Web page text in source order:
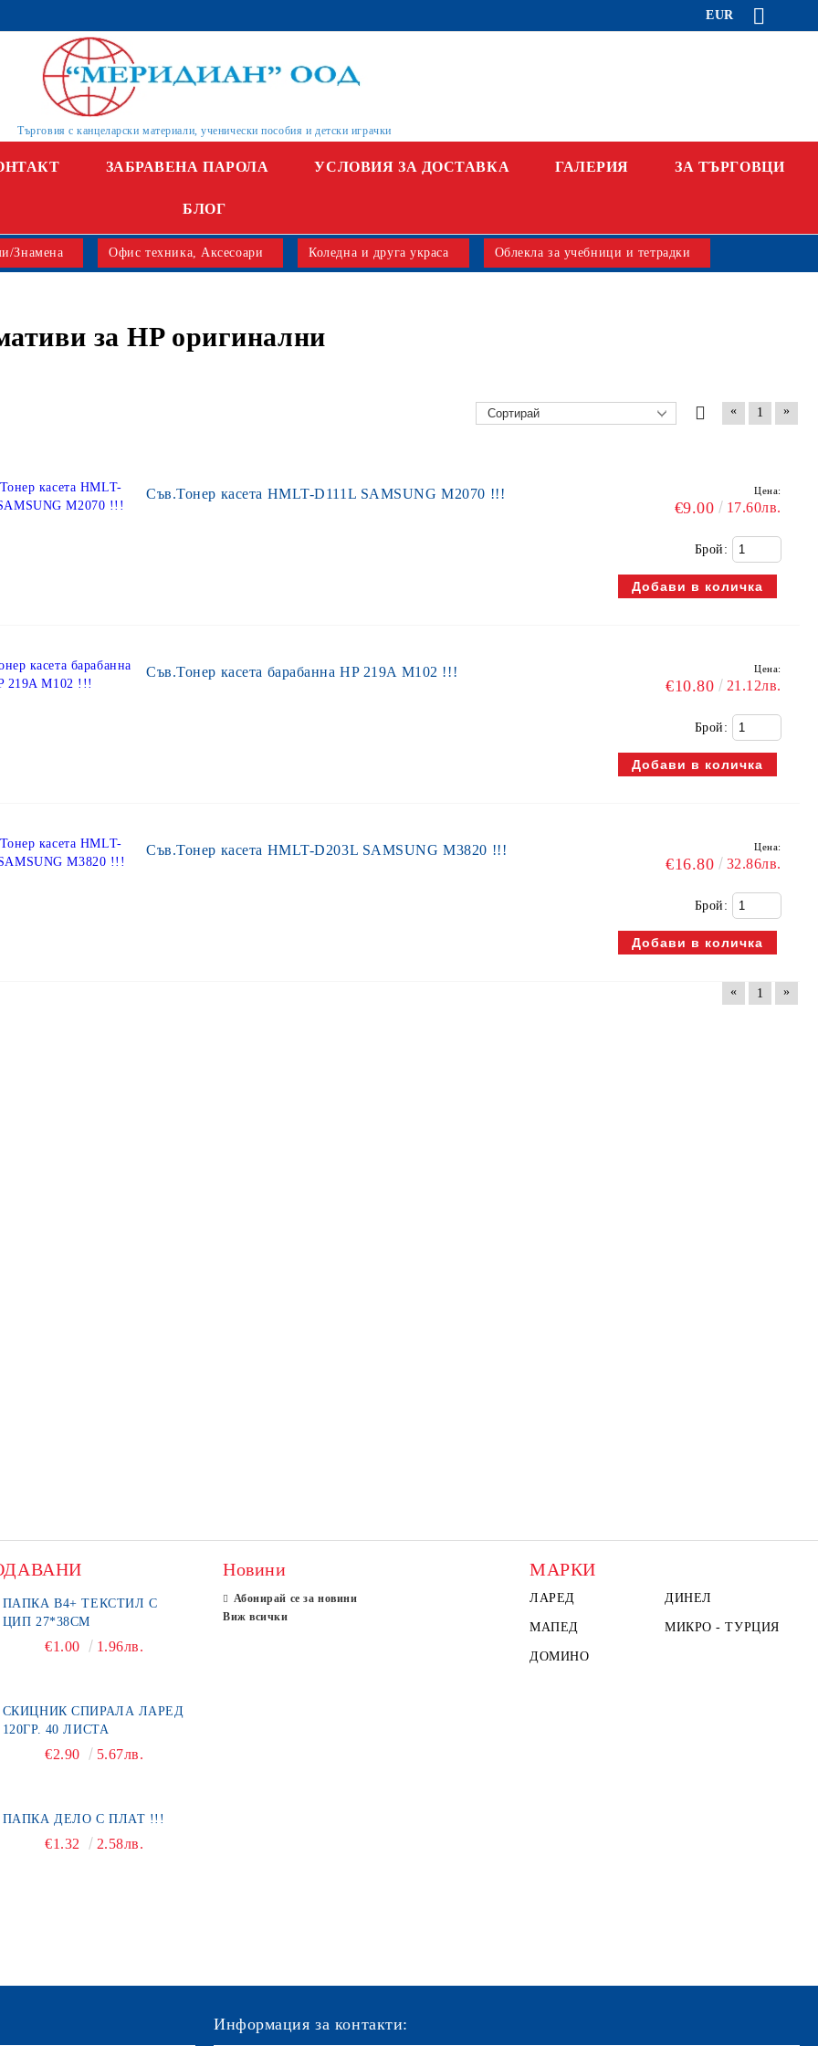
EUR
Търговия с канцеларски материали, ученически пособия и детски играчки
ЗАБРАВЕНА ПАРОЛА УСЛОВИЯ ЗА ДОСТАВКА ГАЛЕРИЯ ЗА ТЪРГОВЦИ
БЛОГ
Знамена Офис техника, Аксесоари Коледна и друга украса Облекла за учебници и тетрадки
за HP оригинални
« 1 »
Съв.Тонер касета HMLT-D111L SAMSUNG M2070 !!! Цена:
€9.00 17.60лв.
Брой:
Съв.Тонер касета барабанна HP 219A M102 !!! Цена:
€10.80 21.12лв.
Брой:
Съв.Тонер касета HMLT-D203L SAMSUNG M3820 !!! Цена:
€16.80 32.86лв.
Брой:
« 1 »
ПАПКА В4+ ТЕКСТИЛ С
ЦИП 27*38СМ
€1.00 1.96лв.
СКИЦНИК СПИРАЛА ЛАРЕД
120ГР. 40 ЛИСТА
€2.90 5.67лв.
ПАПКА ДЕЛО С ПЛАТ !!!
€1.32 2.58лв.
Новини
Абонирай се за новини
Виж всички
МАРКИ
ЛАРЕД ДИНЕЛ
МАПЕД МИКРО - ТУРЦИЯ
ДОМИНО
Информация за контакти: